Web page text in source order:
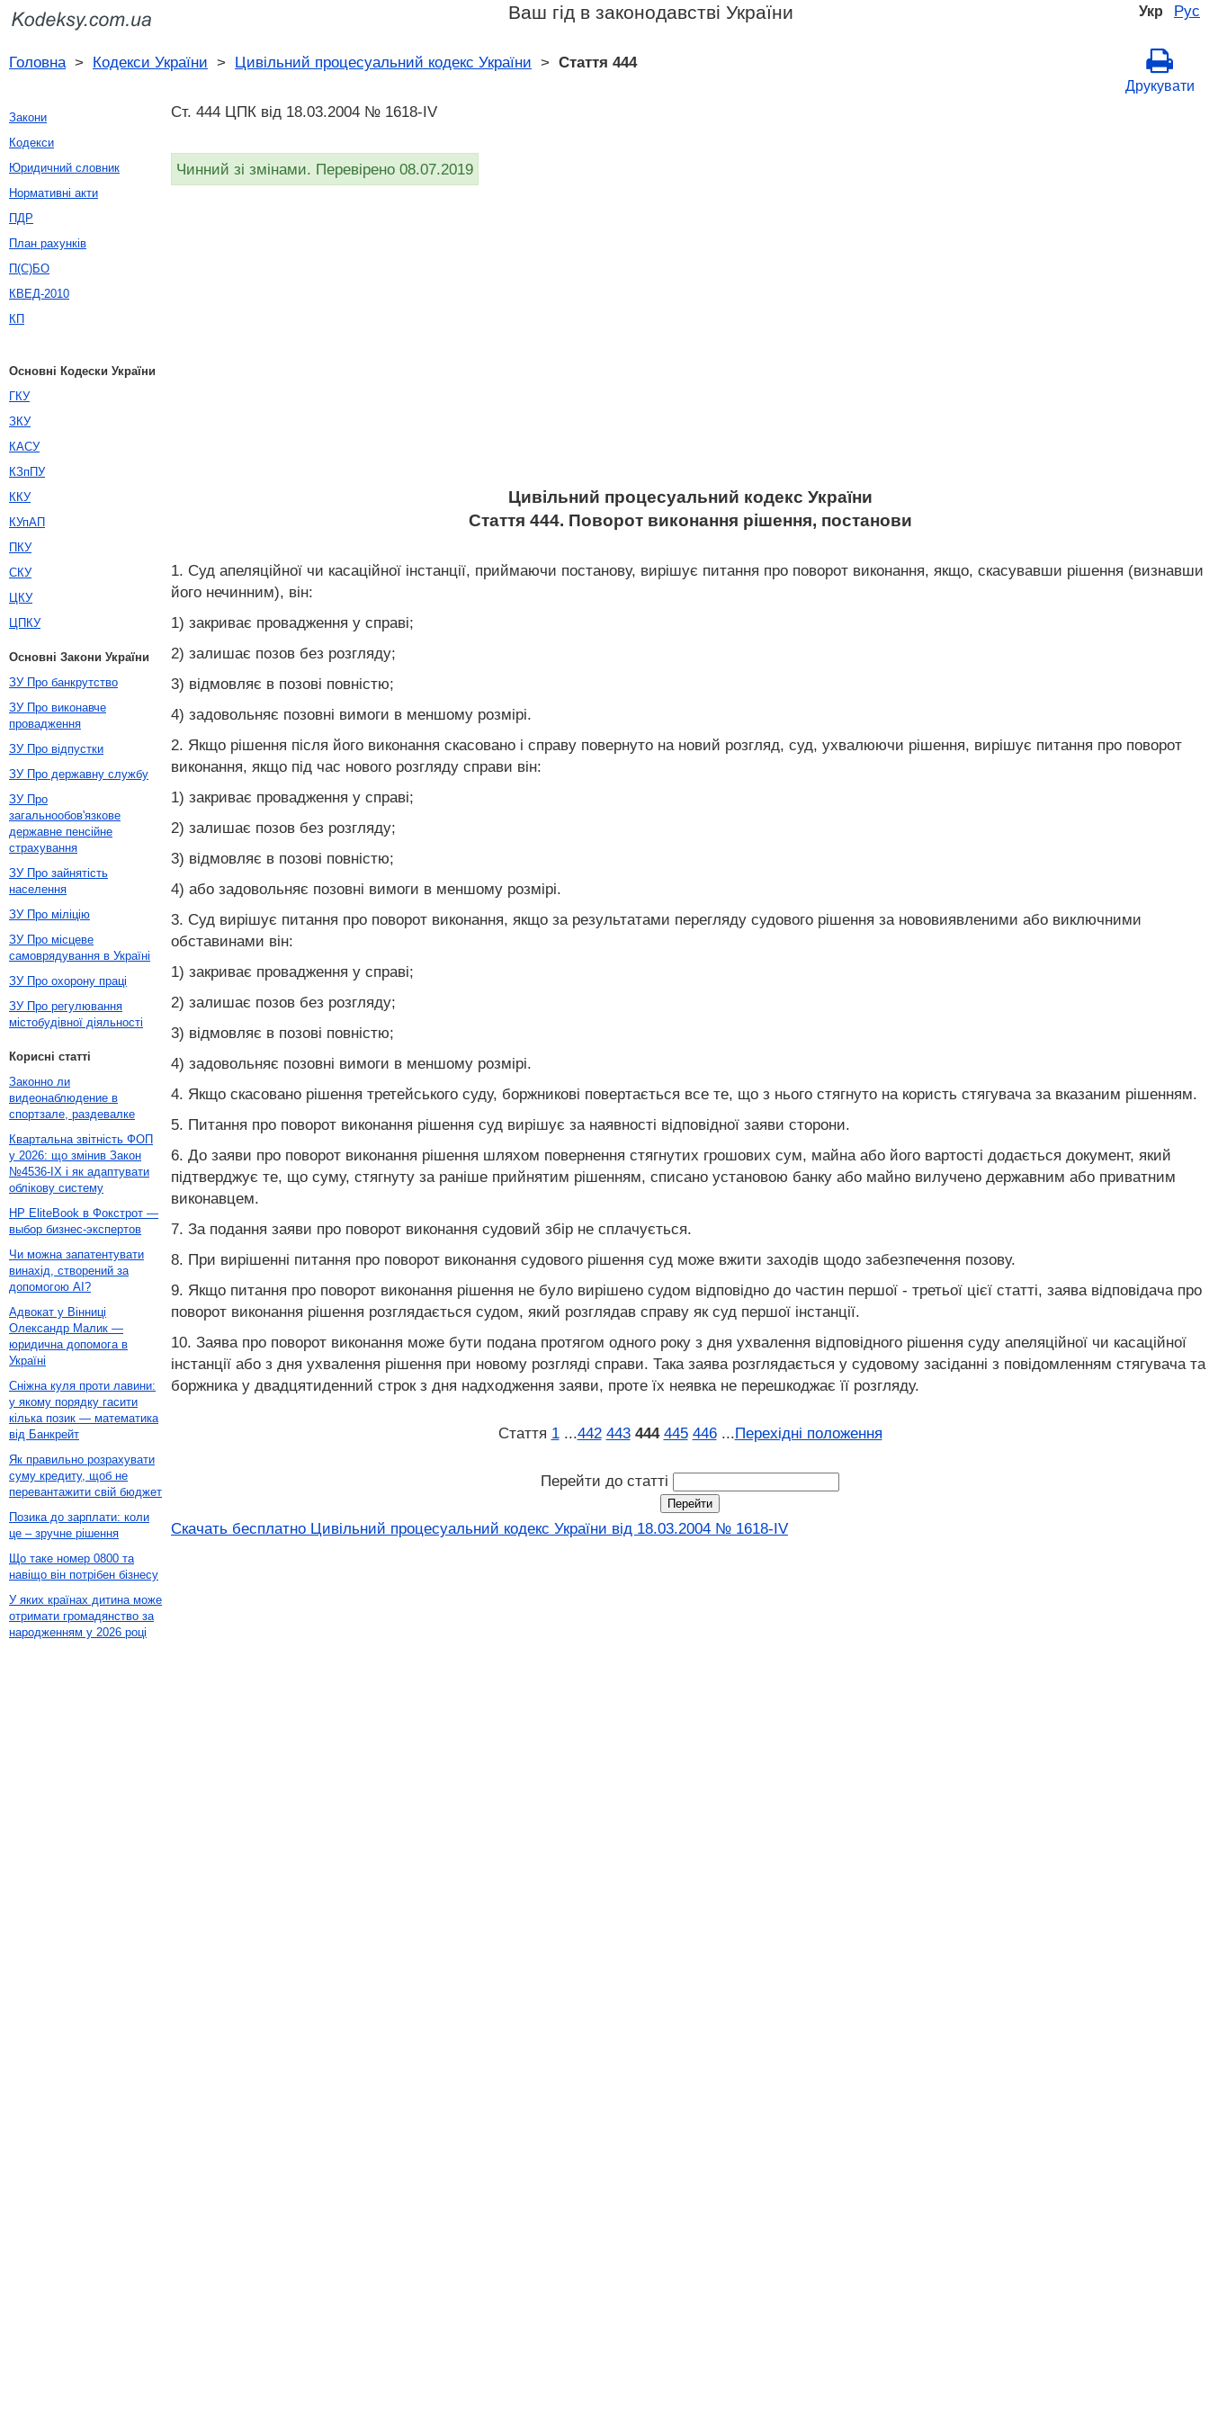
Укр Рус
Ваш гід в законодавстві України
Головна> Кодекси України > Цивільний процесуальний кодекс України > Стаття 444
Друкувати
Ст. 444 ЦПК від 18.03.2004 № 1618-IV
Чинний зі змінами. Перевірено 08.07.2019
Цивільний процесуальний кодекс України
Стаття 444. Поворот виконання рішення, постанови
1. Суд апеляційної чи касаційної інстанції, приймаючи постанову, вирішує питання про поворот виконання, якщо, скасувавши рішення (визнавши
його нечинним), він:
1) закриває провадження у справі;
2) залишає позов без розгляду;
3) відмовляє в позові повністю;
4) задовольняє позовні вимоги в меншому розмірі.
2. Якщо рішення після його виконання скасовано і справу повернуто на новий розгляд, суд, ухвалюючи рішення, вирішує питання про поворот
виконання, якщо під час нового розгляду справи він:
1) закриває провадження у справі;
2) залишає позов без розгляду;
3) відмовляє в позові повністю;
4) або задовольняє позовні вимоги в меншому розмірі.
3. Суд вирішує питання про поворот виконання, якщо за результатами перегляду судового рішення за нововиявленими або виключними
обставинами він:
1) закриває провадження у справі;
2) залишає позов без розгляду;
3) відмовляє в позові повністю;
4) задовольняє позовні вимоги в меншому розмірі.
4. Якщо скасовано рішення третейського суду, боржникові повертається все те, що з нього стягнуто на користь стягувача за вказаним рішенням.
5. Питання про поворот виконання рішення суд вирішує за наявності відповідної заяви сторони.
6. До заяви про поворот виконання рішення шляхом повернення стягнутих грошових сум, майна або його вартості додається документ, який
підтверджує те, що суму, стягнуту за раніше прийнятим рішенням, списано установою банку або майно вилучено державним або приватним
виконавцем.
7. За подання заяви про поворот виконання судовий збір не сплачується.
8. При вирішенні питання про поворот виконання судового рішення суд може вжити заходів щодо забезпечення позову.
9. Якщо питання про поворот виконання рішення не було вирішено судом відповідно до частин першої - третьої цієї статті, заява відповідача про
поворот виконання рішення розглядається судом, який розглядав справу як суд першої інстанції.
10. Заява про поворот виконання може бути подана протягом одного року з дня ухвалення відповідного рішення суду апеляційної чи касаційної
інстанції або з дня ухвалення рішення при новому розгляді справи. Така заява розглядається у судовому засіданні з повідомленням стягувача та
боржника у двадцятиденний строк з дня надходження заяви, проте їх неявка не перешкоджає її розгляду.
Стаття 1 ...442 443 444 445 446 ...Перехідні положення
Перейти до статті
Скачать бесплатно Цивільний процесуальний кодекс України від 18.03.2004 № 1618-IV
Закони
Кодекси
Юридичний словник
Нормативні акти
ПДР
План рахунків
П(С)БО
КВЕД-2010
КП
Основні Кодески України
ГКУ
ЗКУ
КАСУ
КЗпПУ
ККУ
КУпАП
ПКУ
СКУ
ЦКУ
ЦПКУ
Основні Закони України
ЗУ Про банкрутство
ЗУ Про виконавче
провадження
ЗУ Про відпустки
ЗУ Про державну службу
ЗУ Про
загальнообов'язкове
державне пенсійне
страхування
ЗУ Про зайнятість
населення
ЗУ Про міліцію
ЗУ Про місцеве
самоврядування в Україні
ЗУ Про охорону праці
ЗУ Про регулювання
містобудівної діяльності
Корисні статті
Законно ли
видеонаблюдение в
спортзале, раздевалке
Квартальна звітність ФОП
у 2026: що змінив Закон
№4536-IX і як адаптувати
облікову систему
HP EliteBook в Фокстрот —
выбор бизнес-экспертов
Чи можна запатентувати
винахід, створений за
допомогою AI?
Адвокат у Вінниці
Олександр Малик —
юридична допомога в
Україні
Сніжна куля проти лавини:
у якому порядку гасити
кілька позик — математика
від Банкрейт
Як правильно розрахувати
суму кредиту, щоб не
перевантажити свій бюджет
Позика до зарплати: коли
це – зручне рішення
Що таке номер 0800 та
навіщо він потрібен бізнесу
У яких країнах дитина може
отримати громадянство за
народженням у 2026 році